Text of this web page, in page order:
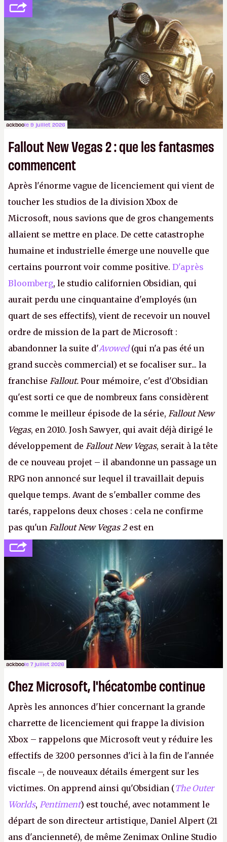
ackboole 9 juillet 2026
Fallout New Vegas 2 : que les fantasmes
commencent
Après l'énorme vague de licenciement qui vient de
toucher les studios de la division Xbox de
Microsoft, nous savions que de gros changements
allaient se mettre en place. De cette catastrophe
humaine et industrielle émerge une nouvelle que
certains pourront voir comme positive. D'après
Bloomberg, le studio californien Obsidian, qui
aurait perdu une cinquantaine d'employés (un
quart de ses effectifs), vient de recevoir un nouvel
ordre de mission de la part de Microsoft :
abandonner la suite d'Avowed(qui n'a pas été un
grand succès commercial) et se focaliser sur... la
franchise Fallout. Pour mémoire, c'est d'Obsidian
qu'est sorti ce que de nombreux fans considèrent
comme le meilleur épisode de la série, Fallout New
Vegas, en 2010. Josh Sawyer, qui avait déjà dirigé le
développement de Fallout New Vegas, serait à la tête
de ce nouveau projet – il abandonne un passage un
RPG non annoncé sur lequel il travaillait depuis
quelque temps. Avant de s'emballer comme des
tarés, rappelons deux choses : cela ne confirme
pas qu'un Fallout New Vegas 2est en
développement (pour ce que l'on sait, ils bossent
peut-être sur
Fallout Football ou
Fallout vs. Les
Lapins Crétins) et l'Obsidian d'aujourd'hui n'est plus
le même studio qu'il y a 15 ans. Mais bon, OK, on
peut commencer à fantasmer.A.
ackboole 7 juillet 2026
Chez Microsoft, l'hécatombe continue
Après les annonces d'hier concernant la grande
charrette de licenciement qui frappe la division
Xbox – rappelons que Microsoft veut y réduire les
effectifs de 3200 personnes d'ici à la fin de l'année
fiscale –, de nouveaux détails émergent sur les
victimes. On apprend ainsi qu'Obsidian (The Outer
Worlds, Pentiment) est touché, avec notamment le
départ de son directeur artistique, Daniel Alpert (21
ans d'ancienneté), de même Zenimax Online Studio